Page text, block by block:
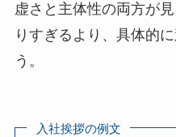
虚さと主体性の両方が
りすぎるより、具体的
う。
入社挨拶の例文